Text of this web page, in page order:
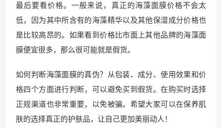
最后要看价格。一般来说，真正的海藻面膜价格不会太
低，因为其中所含有的海藻精华以及其他保湿成分价格也
是比较高昂的。如果看到价格比市面上其他品牌的海藻面
膜便宜很多，那么很可能就是假货。
如何判断海藻面膜的真伪？从包装、成分、使用效果和价
格四个方面进行判断，可以避免买到假货。在购买时选择
正规渠道也非常重要，以免被骗。希望大家可以在保养肌
肤的选择真正的护肤品，让自己更加美丽动人！